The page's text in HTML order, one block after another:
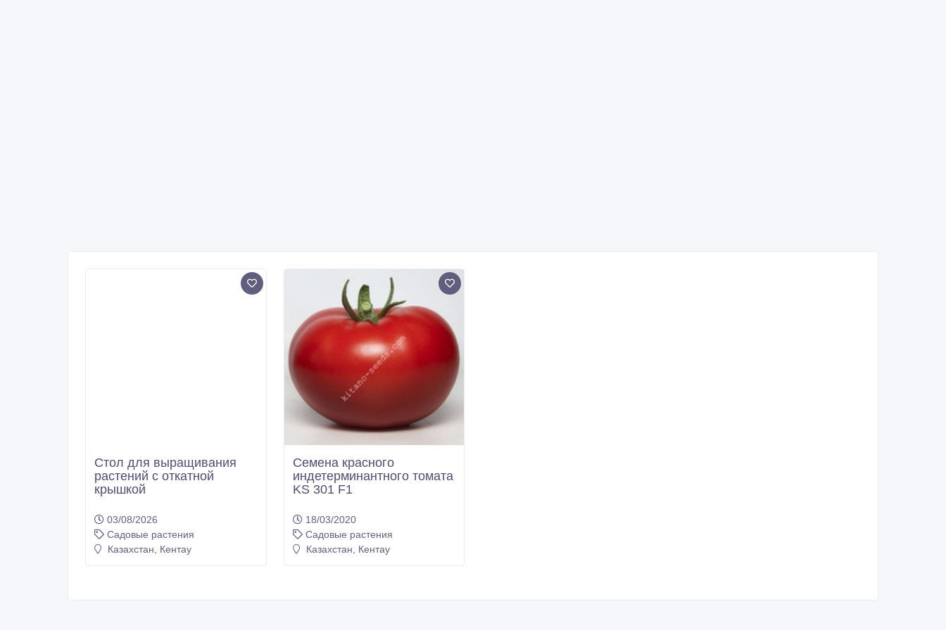
Стол для выращивания
растений с откатной
крышкой
03/08/2026
Садовые растения
Казахстан, Кентау
Семена красного
индетерминантного томата
KS 301 F1
18/03/2020
Садовые растения
Казахстан, Кентау